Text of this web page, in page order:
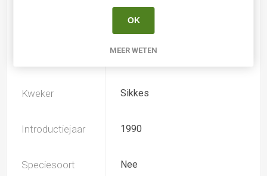
Hemerocallis
Kweker Sikkes
Introductiejaar 1990
Speciesoort Nee
OK
MEER WETEN